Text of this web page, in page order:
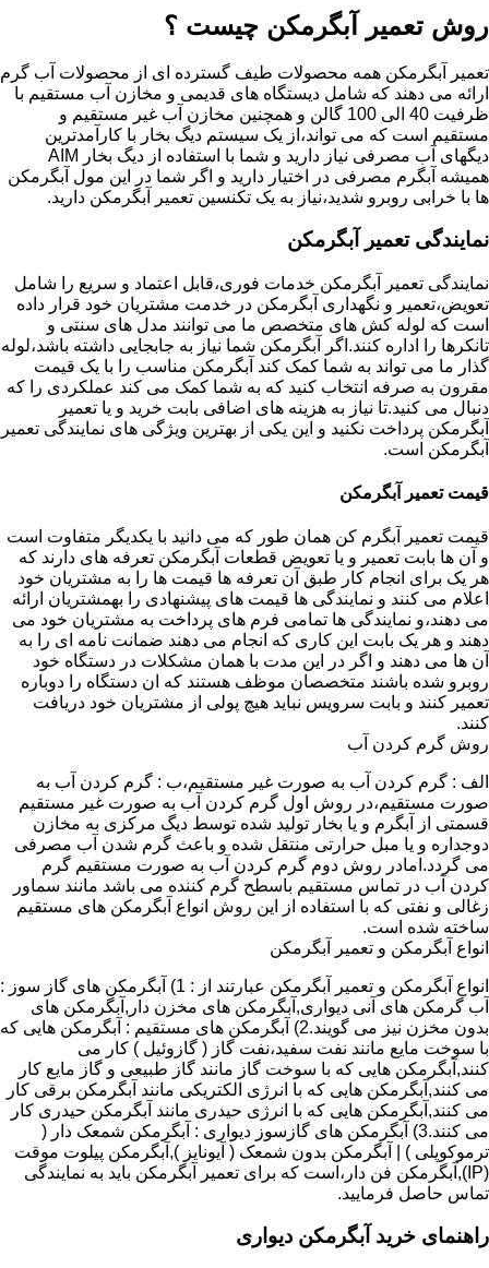
روش تعمیر آبگرمکن چیست ؟
تعمیر آبگرمکن همه محصولات طیف گسترده ای از محصولات آب گرم
ارائه می دهند که شامل دیستگاه های قدیمی و مخازن آب مستقیم با
ظرفیت 40 الی 100 گالن و همچنین مخازن آب غیر مستقیم و
مستقیم است که می تواند،از یک سیستم دیگ بخار با کارآمدترین
دیگهای آب مصرفی نیاز دارید و شما با استفاده از دیگ بخار AIM
همیشه آبگرم مصرفی در اختیار دارید و اگر شما در این مول آبگرمکن
ها با خرابی روبرو شدید،نیاز به یک تکنسین تعمیر آبگرمکن دارید.
نمایندگی تعمیر آبگرمکن
نمایندگی تعمیر آبگرمکن خدمات فوری،قابل اعتماد و سریع را شامل
تعویض،تعمیر و نگهداری آبگرمکن در خدمت مشتریان خود قرار داده
است که لوله کش های متخصص ما می توانند مدل های سنتی و
تانکرها را اداره کنند.اگر آبگرمکن شما نیاز به جابجایی داشته باشد،لوله
گذار ما می تواند به شما کمک کند آبگرمکن مناسب را با یک قیمت
مقرون به صرفه انتخاب کنید که به شما کمک می کند عملکردی را که
دنبال می کنید.تا نیاز به هزینه های اضافی بابت خرید و یا تعمیر
آبگرمکن پرداخت نکنید و این یکی از بهترین ویژگی های نمایندگی تعمیر
آبگرمکن است.
قیمت تعمیر آبگرمکن
قیمت تعمیر آبگرم کن همان طور که می دانید با یکدیگر متفاوت است
و آن ها بابت تعمیر و یا تعویض قطعات آبگرمکن تعرفه های دارند که
هر یک برای انجام کار طبق آن تعرفه ها قیمت ها را به مشتریان خود
اعلام می کنند و نمایندگی ها قیمت های پیشنهادی را بهمشتریان ارائه
می دهند،و نمایندگی ها تمامی فرم های پرداخت به مشتریان خود می
دهند و هر یک بابت این کاری که انجام می دهند ضمانت نامه ای را به
آن ها می دهند و اگر در این مدت با همان مشکلات در دستگاه خود
روبرو شده باشند متخصصان موظف هستند که ان دستگاه را دوباره
تعمیر کنند و بابت سرویس نباید هیچ پولی از مشتریان خود دریافت
کنند.
روش گرم کردن آب
الف : گرم کردن آب به صورت غیر مستقیم،ب : گرم کردن آب به
صورت مستقیم،در روش اول گرم کردن آب به صورت غیر مستقیم
قسمتی از آبگرم و یا بخار تولید شده توسط دیگ مرکزی به مخازن
دوجداره و یا مبل حرارتی منتقل شده و باعث گرم شدن آب مصرفی
می گردد.امادر روش دوم گرم کردن آب به صورت مستقیم گرم
کردن آب در تماس مستقیم باسطح گرم کننده می باشد مانند سماور
زغالی و نفتی که با استفاده از این روش انواع آبگرمکن های مستقیم
ساخته شده است.
انواع آبگرمکن و تعمیر آبگرمکن
انواع آبگرمکن و تعمیر آبگرمکن عبارتند از : 1) آبگرمکن های گاز سوز :
آب گرمکن های آنی دیواری,آبگرمکن های مخزن دار,آبگرمکن های
بدون مخزن نیز می گویند.2) آبگرمکن های مستقیم : آبگرمکن هایی که
با سوخت مایع مانند نفت سفید،نفت گاز ( گازوئیل ) کار می
کنند,آبگرمکن هایی که با سوخت گاز مانند گاز طبیعی و گاز مایع کار
می کنند,آبگرمکن هایی که با انرژی الکتریکی مانند آبگرمکن برقی کار
می کنند,آبگرمکن هایی که با انرژی حیدری مانند آبگرمکن حیدری کار
می کنند.3) آبگرمکن های گازسوز دیواری : آبگرمکن شمعک دار (
ترموکوپلی ) | آبگرمکن بدون شمعک ( آیونایز ),آبگرمکن پیلوت موقت
(IP),آبگرمکن فن دار،است که برای تعمیر آبگرمکن باید به نمایندگی
تماس حاصل فرمایید.
راهنمای خرید آبگرمکن دیواری